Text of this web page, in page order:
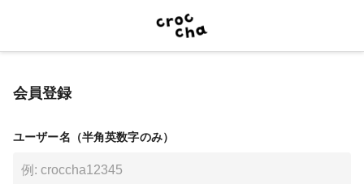
会員登録
ユーザー名（半角英数字のみ）